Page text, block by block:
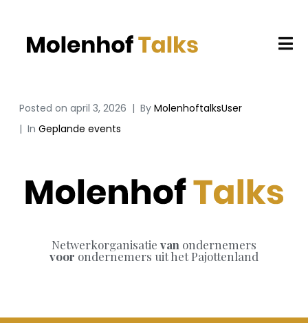
Posted on april 3, 2026 By MolenhoftalksUser
In Geplande events
Netwerkorganisatie van ondernemers
voor ondernemers uit het Pajottenland